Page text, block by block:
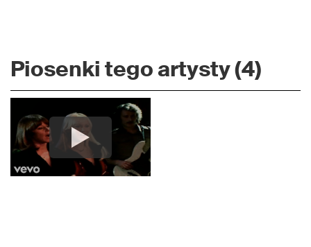
Piosenki tego artysty (4)